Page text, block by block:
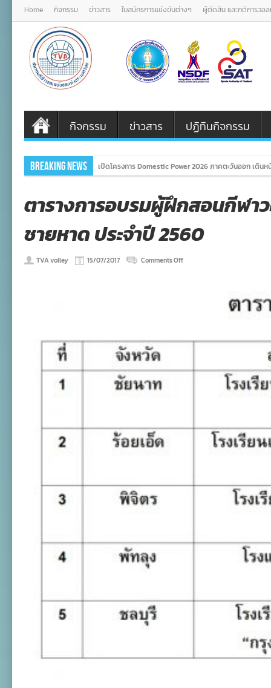
Home กิจกรรม ข่าวสาร ใบสมัครการแข่งขันต่างๆ ผู้ตัดสิน และกติการวอ
กิจกรรม ข่าวสาร ปฏิทินกิจกรรม
Breaking News เปิดโครงการ Domestic Power 2026 ภาคตะวันออก เดิน
ตารางการอบรมผู้ฝึกสอนกีฬา
ชายหาด ประจำปี 2560
TVA volley 15/07/2017 Comments Offon
ประจำ